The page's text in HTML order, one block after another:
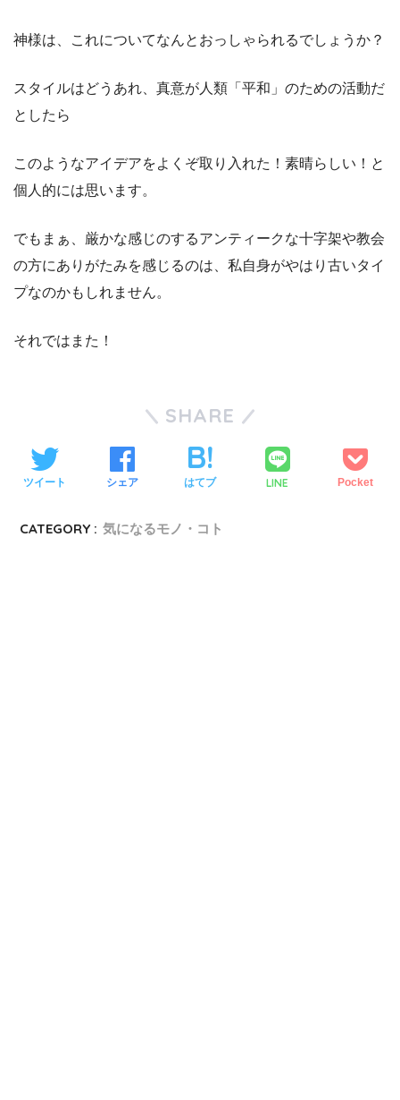
神様は、これについてなんとおっしゃられるでしょうか？
スタイルはどうあれ、真意が人類「平和」のための活動だ
としたら
このようなアイデアをよくぞ取り入れた！素晴らしい！と
個人的には思います。
でもまぁ、厳かな感じのするアンティークな十字架や教会
の方にありがたみを感じるのは、私自身がやはり古いタイ
プなのかもしれません。
それではまた！
SHARE
ツイート シェア はてブ LINE Pocket
CATEGORY : 気になるモノ・コト